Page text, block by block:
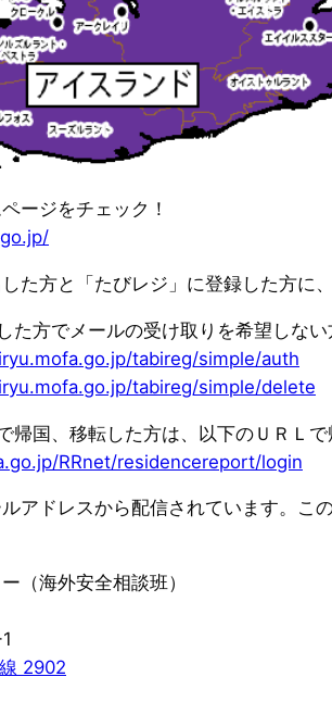
ージをチェック！
た方と「たびレジ」に登録した方に
た方でメールの受け取りを希望しな
tabireg/simple/auth
tabireg/simple/delete
帰国、移転した方は、以下のＵＲＬで
RRnet/residencereport/login
アドレスから配信されています。
（海外安全相談班）
2902